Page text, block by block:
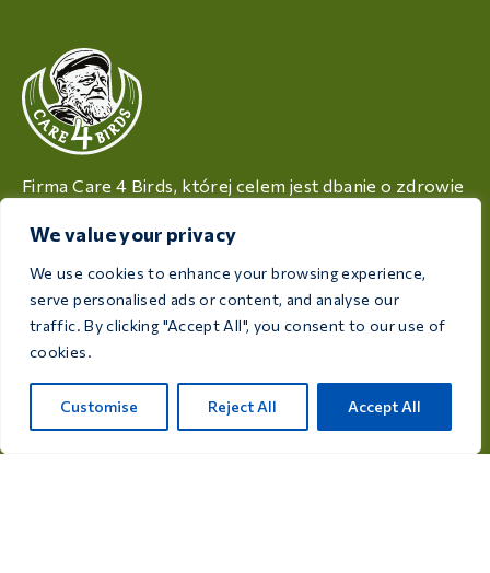
We value your privacy
We use cookies to enhance your browsing experience,
serve personalised ads or content, and analyse our
traffic. By clicking "Accept All", you consent to our use of
cookies.
Customise Reject All Accept All
Firma Care 4 Birds, której celem jest dbanie o zdrowie
jakości produkty dostosowane do potrzeb każdego
hodowcy i miłośnika ptaków.
Rijksweg 28a, 7975 RT Uffelte, Holandia
info@care4bird.nl
Informacje